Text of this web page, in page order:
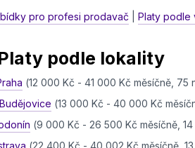
pro profesi prodavač Platy podle
podle lokality
(12 000 Kč - 41 000 Kč měsíčně, 75
(13 000 Kč - 40 000 Kč
(9 000 Kč - 26 500 Kč měsíčně,
(22 400 Kč - 40 002 Kč měsíčně,